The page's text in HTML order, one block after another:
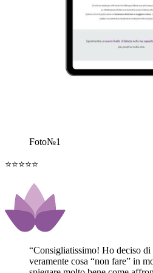
Foto№1
⭐⭐⭐⭐⭐
“Consigliatissimo! Ho deciso di
veramente cosa “non fare” in